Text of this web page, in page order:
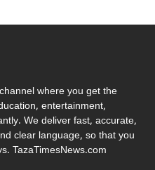
where you get the
entertainment,
We deliver fast, accurate,
clear language, so that you
TazaTimesNews.com